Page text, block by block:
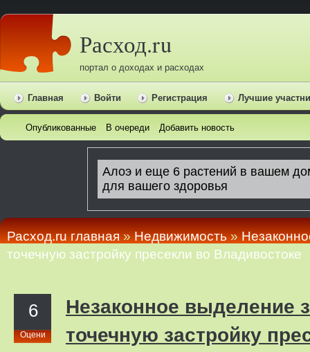
Расход.ru
портал о доходах и расходах
Главная Войти Регистрация Лучшие
Опубликованные В очереди Добавить новость
Расход.ru главная»Недвижимость»
точечную застройку пресекли во Владивостоке
6
Оцени
Незаконное выделение
точечную застройку